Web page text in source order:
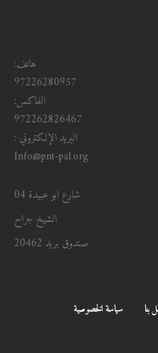
هاتف:
97226280957
الفاكس:
972262826467
البريد الإلكتروني :
Info@pnt-pal.org
شارع ابو عبيدة 04
الشيخ جراح
صندوق بريد 20462
بنا سياسة الخصوصية